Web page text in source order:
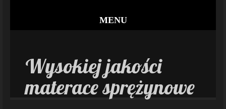
MENU
Wysokiej jakości
materace sprężynowe